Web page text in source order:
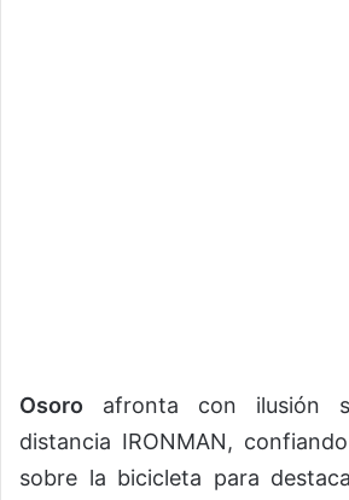
Osoro afronta con ilusión
distancia IRONMAN,
sobre la bicicleta para